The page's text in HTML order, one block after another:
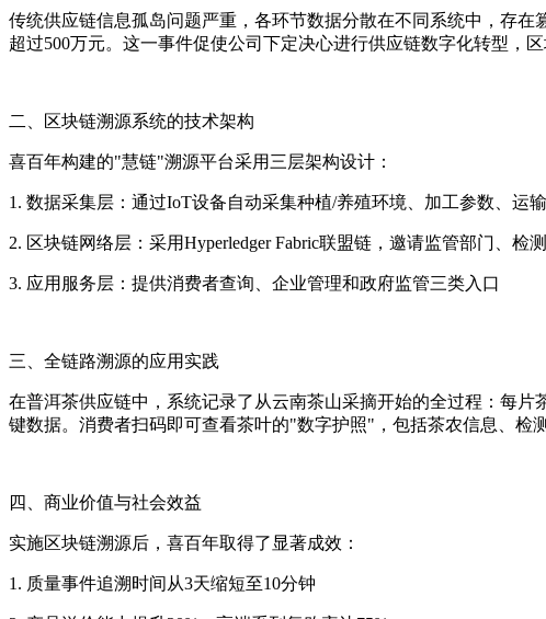
传统供应链信息孤岛问题严重，各环节数据分散在不同系统中，存
超过500万元。这一事件促使公司下定决心进行供应链数字化转型，
二、区块链溯源系统的技术架构
喜百年构建的"慧链"溯源平台采用三层架构设计：
1. 数据采集层：通过IoT设备自动采集种植/养殖环境、加工参数、运
2. 区块链网络层：采用Hyperledger Fabric联盟链，邀请监管部门、检
3. 应用服务层：提供消费者查询、企业管理和政府监管三类入口
三、全链路溯源的应用实践
在普洱茶供应链中，系统记录了从云南茶山采摘开始的全过程：每
键数据。消费者扫码即可查看茶叶的"数字护照"，包括茶农信息、检
四、商业价值与社会效益
实施区块链溯源后，喜百年取得了显著成效：
1. 质量事件追溯时间从3天缩短至10分钟